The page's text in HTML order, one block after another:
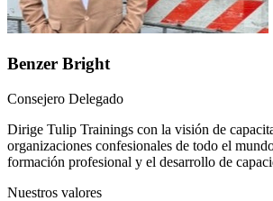
Benzer Bright
Consejero Delegado
Dirige Tulip Trainings con la visión de
organizaciones confesionales de todo el
formación profesional y el desarrollo de
Nuestros valores